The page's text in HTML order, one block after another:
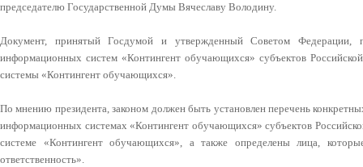
председателю Государственной Думы Вячеславу Володину.
Документ, принятый Госдумой и утвержденный Советом Федерации,
информационных систем «Контингент обучающихся» субъектов
системы «Контингент обучающихся».
По мнению президента, законом должен быть установлен перечень
информационных системах «Контингент обучающихся» субъектов
системе «Контингент обучающихся», а также определены лица,
ответственность».